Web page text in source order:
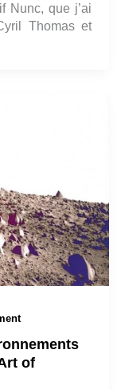
Nunc, que j’ai
Thomas et
of